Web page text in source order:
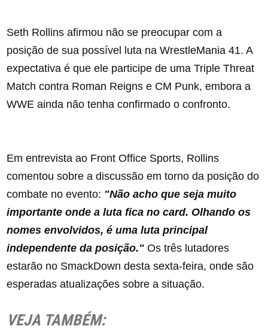
Seth Rollins afirmou não se preocupar com a
posição de sua possível luta na WrestleMania 41. A
expectativa é que ele participe de uma Triple Threat
Match contra Roman Reigns e CM Punk, embora a
WWE ainda não tenha confirmado o confronto.
Em entrevista ao Front Office Sports, Rollins
comentou sobre a discussão em torno da posição do
combate no evento: "Não acho que seja muito
importante onde a luta fica no card. Olhando os
nomes envolvidos, é uma luta principal
independente da posição."Os três lutadores
estarão no SmackDown desta sexta-feira, onde são
esperadas atualizações sobre a situação.
VEJA TAMBÉM: